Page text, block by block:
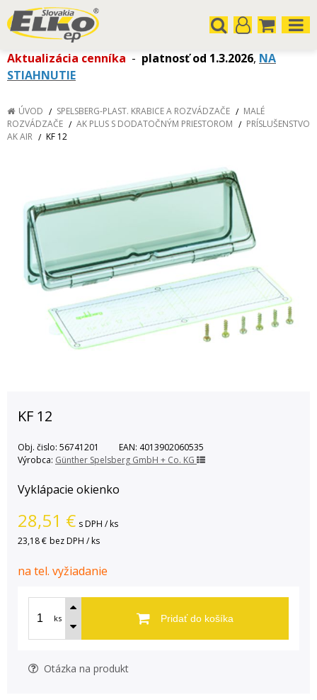
Aktualizácia cenníka - platnosť od 1.3.2026, NA
STIAHNUTIE
ÚVOD SPELSBERG-PLAST. KRABICE A ROZVÁDZAČE
MALÉ
ROZVÁDZAČE
AK PLUS S DODATOČNÝM PRIESTOROM
PRÍSLUŠENSTVO
AK AIR
KF 12
KF 12
Obj. čislo: 56741201 EAN: 4013902060535
Výrobca: Günther Spelsberg GmbH + Co. KG
Vyklápacie okienko
28,51 € s DPH / ks
23,18 € bez DPH / ks
na tel. vyžiadanie
ks Pridať do košíka
Otázka na produkt